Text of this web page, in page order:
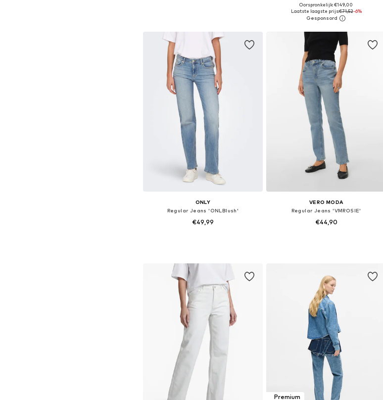
Beschikbaar in vele maten
In winkelmandje
Oorspronkelijk: €149,00
Laatste laagste prijs:€71,52-6%
ONLY
Regular Jeans 'ONLBlush'
€49,99
VERO MODA
Regular Jeans 'VMROSIE'
€44,90
Premium